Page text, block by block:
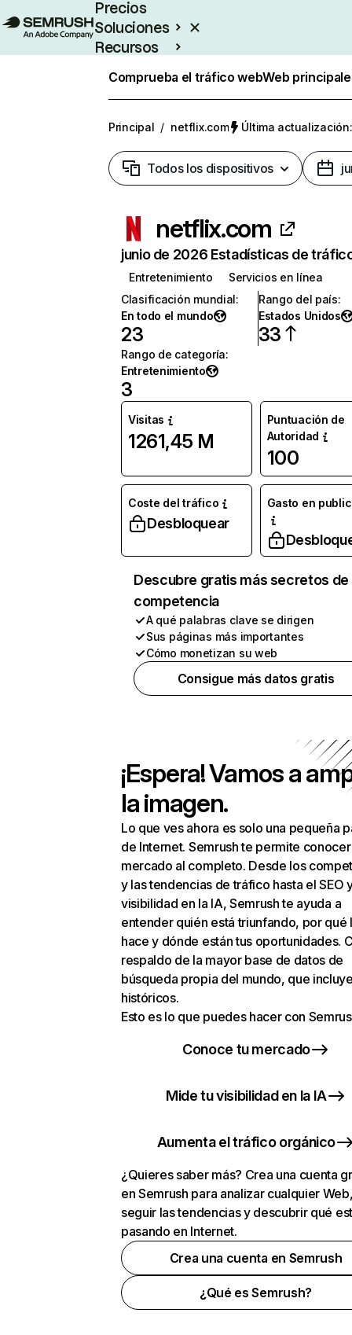
Precios
Soluciones
Recursos
Comprueba el tráfico webWeb
Principal / netflix.com Última
Todos los dispositivos
netflix.com
junio de 2026 Estadísticas de
Entretenimiento
Servicios en línea
Clasificación mundial:
En todo el mundo
23
Rango del país:
Estados Unidos
33
Rango de categoría:
Entretenimiento
3
Visitas
1261,45 M
Puntuación de
Autoridad
100
Coste del tráfico
Desbloquear
Gasto en
Descubre gratis más secretos de
competencia
A qué palabras clave se dirigen
Sus páginas más importantes
Cómo monetizan su web
Consigue más datos gratis
¡Espera! Vamos a
la imagen.
Lo que ves ahora es solo una pequeña
de Internet. Semrush te permite
mercado al completo. Desde los
y las tendencias de tráfico hasta el SEO
visibilidad en la IA, Semrush te ayuda a
entender quién está triunfando, por qué
hace y dónde están tus oportunidades.
respaldo de la mayor base de datos de
búsqueda propia del mundo, que
históricos.
Esto es lo que puedes hacer con
Conoce tu mercado
Mide tu visibilidad en la IA
Aumenta el tráfico orgánico
¿Quieres saber más? Crea una cuenta
en Semrush para analizar cualquier
seguir las tendencias y descubrir qué
pasando en Internet.
Crea una cuenta en Semrush
¿Qué es Semrush?